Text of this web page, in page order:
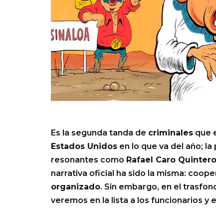
Es la segunda tanda de criminales que
Estados Unidos en lo que va del año;
resonantes como Rafael Caro Quintero
narrativa oficial ha sido la misma:
organizado. Sin embargo, en el
veremos en la lista a los funcionarios y